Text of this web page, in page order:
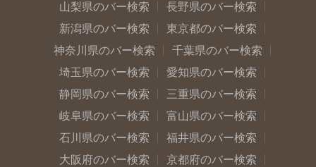
山梨県のバー検索
長野県のバー検索
新潟県のバー検索
東京都のバー検索
神奈川県のバー検索
千葉県のバー検索
埼玉県のバー検索
愛知県のバー検索
静岡県のバー検索
三重県のバー検索
岐阜県のバー検索
富山県のバー検索
石川県のバー検索
福井県のバー検索
大阪府のバー検索
京都府のバー検索